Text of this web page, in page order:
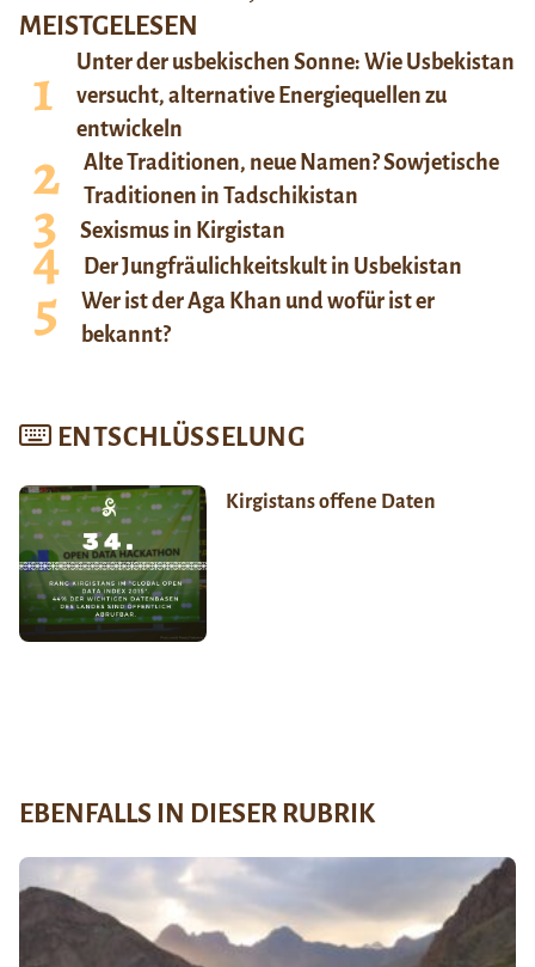
MEISTGELESEN
Unter der usbekischen Sonne: Wie Usbekistan
versucht, alternative Energiequellen zu
entwickeln
Alte Traditionen, neue Namen? Sowjetische
Traditionen in Tadschikistan
Sexismus in Kirgistan
Der Jungfräulichkeitskult in Usbekistan
Wer ist der Aga Khan und wofür ist er
bekannt?
ENTSCHLÜSSELUNG
Kirgistans offene Daten
EBENFALLS IN DIESER RUBRIK